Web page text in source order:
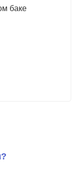
баке